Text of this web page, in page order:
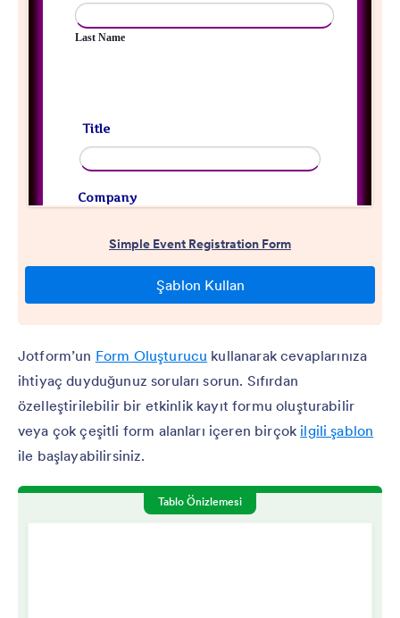
Jotform’un Form Oluşturucu kullanarak cevaplarınıza
ihtiyaç duyduğunuz soruları sorun. Sıfırdan
özelleştirilebilir bir etkinlik kayıt formu oluşturabilir
veya çok çeşitli form alanları içeren birçok ilgili şablon
ile başlayabilirsiniz.